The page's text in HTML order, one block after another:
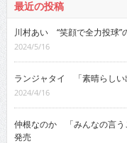
最近の投稿
川村あい “笑顔で全力投球”
2024/5/16
ランジャタイ 「素晴らしい
2024/4/16
仲根なのか 「みんなの言う
発売